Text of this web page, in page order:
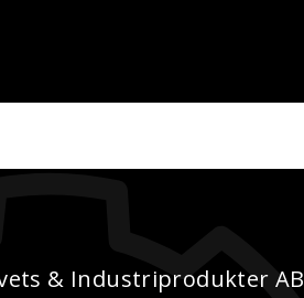
& Industriprodukter AB